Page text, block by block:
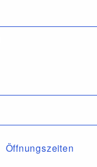
Öffnungszeiten